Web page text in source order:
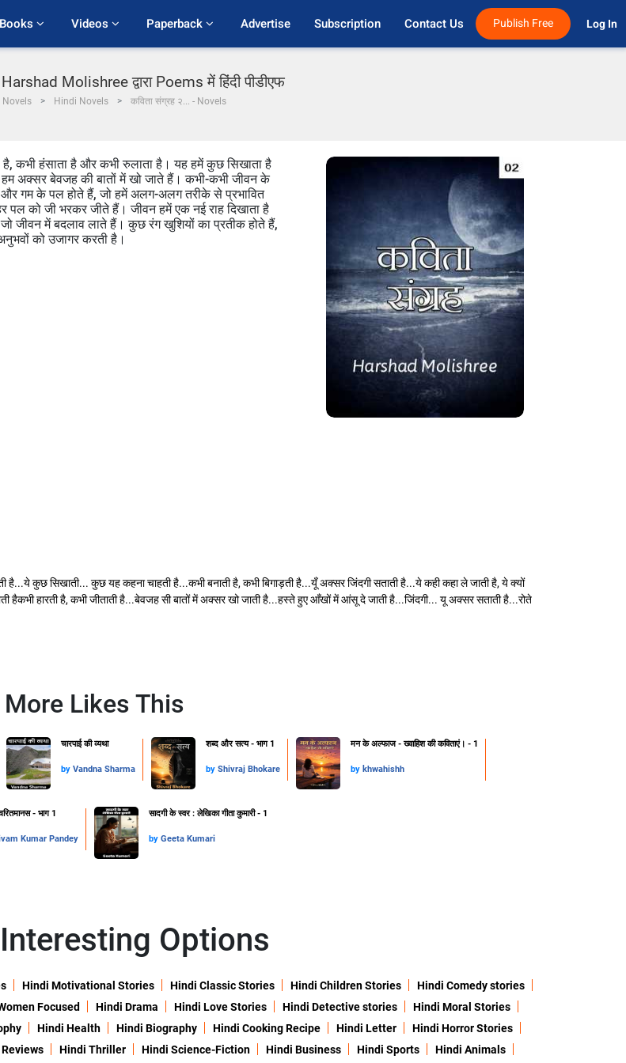
Books Videos Paperback Advertise Subscription Contact Us Publish Free Log In
Molishree द्वारा Poems में हिंदी पीडीएफ
Novels Hindi Novels कविता संग्रह २... - Novels
है, कभी हंसाता है और कभी रुलाता है। यह हमें कुछ सिखाता है
अक्सर बेवजह की बातों में खो जाते हैं। कभी-कभी जीवन के
गम के पल होते हैं, जो हमें अलग-अलग तरीके से प्रभावित
पल को जी भरकर जीते हैं। जीवन हमें एक नई राह दिखाता है
जीवन में बदलाव लाते हैं। कुछ रंग खुशियों का प्रतीक होते हैं,
को उजागर करती है।
कुछ सिखाती... कुछ यह कहना चाहती है...कभी बनाती है, कभी बिगाड़ती है...यूँ अक्सर जिंदगी सताती है...ये कही कहा ले जाती है, ये क्यों
हैकभी हारती है, कभी जीताती है...बेवजह सी बातों में अक्सर खो जाती है...हस्ते हुए आँखों में आंसू दे जाती है...जिंदगी... यू अक्सर सताती है...रोते
More Likes This
चारपाई की व्यथा
by Vandna Sharma
शब्द और सत्य - भाग 1
by Shivraj Bhokare
मन के अल्फाज - ख्वाहिश की कविताएं। - 1
by khwahishh
- भाग 1
Kumar Pandey
सादगी के स्वर : लेखिका गीता कुमारी - 1
by Geeta Kumari
Options
Hindi Motivational Stories Hindi Classic Stories Hindi Children Stories
Hindi Comedy stories
Focused Hindi Drama Hindi Love Stories Hindi Detective stories
Hindi Moral Stories
Hindi Health Hindi Biography Hindi Cooking Recipe Hindi Letter
Hindi Horror Stories
Hindi Thriller Hindi Science-Fiction Hindi Business Hindi Sports Hindi Animals